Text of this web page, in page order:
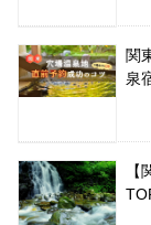
関
泉